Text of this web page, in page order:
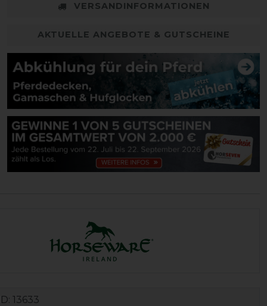
VERSANDINFORMATIONEN
AKTUELLE ANGEBOTE & GUTSCHEINE
13633